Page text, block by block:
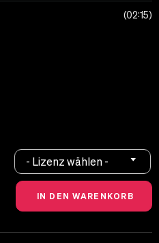
02:15
- Lizenz wählen -